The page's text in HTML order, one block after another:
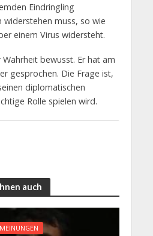
Eindringling
muss, so wie
einem Virus widersteht.
bewusst. Er hat am
gesprochen. Die Frage ist,
diplomatischen
Rolle spielen wird.
auch
MEINUNGEN